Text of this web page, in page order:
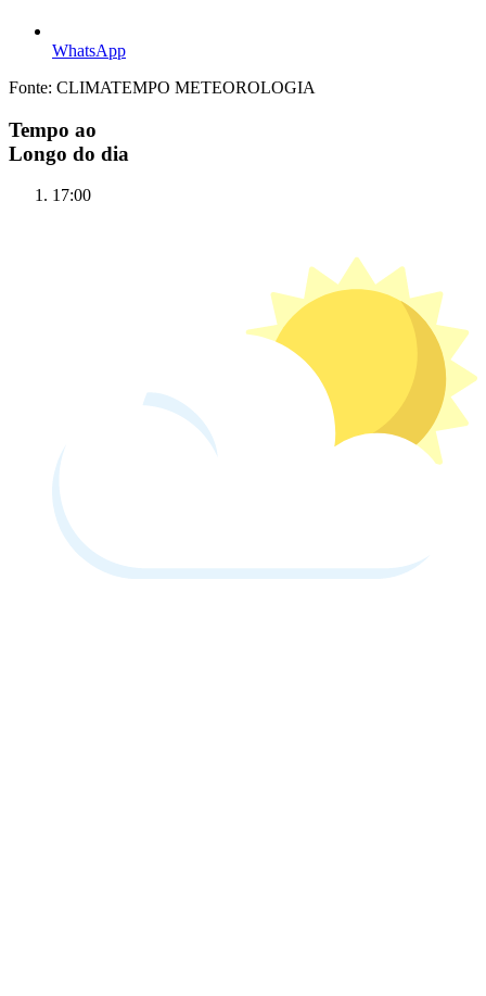
WhatsApp
Fonte: CLIMATEMPO METEOROLOGIA
Tempo ao
Longo do dia
17:00